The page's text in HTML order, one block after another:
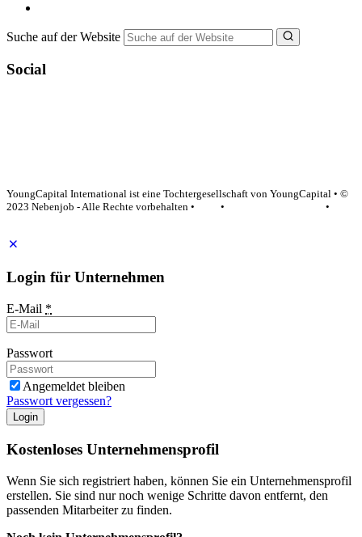
Suche auf der Website
Social
YoungCapital International ist eine Tochtergesellschaft von YoungCapital • ©
2023 Nebenjob - Alle Rechte vorbehalten •
•
•
Login für Unternehmen
E-Mail *
Passwort
Angemeldet bleiben
Passwort vergessen?
Login
Kostenloses Unternehmensprofil
Wenn Sie sich registriert haben, können Sie ein Unternehmensprofil
erstellen. Sie sind nur noch wenige Schritte davon entfernt, den
passenden Mitarbeiter zu finden.